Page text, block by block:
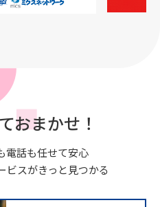
おまかせ！
電話も任せて安心
ビスがきっと見つかる